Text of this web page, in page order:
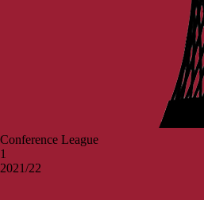
Conference League
1
2021/22